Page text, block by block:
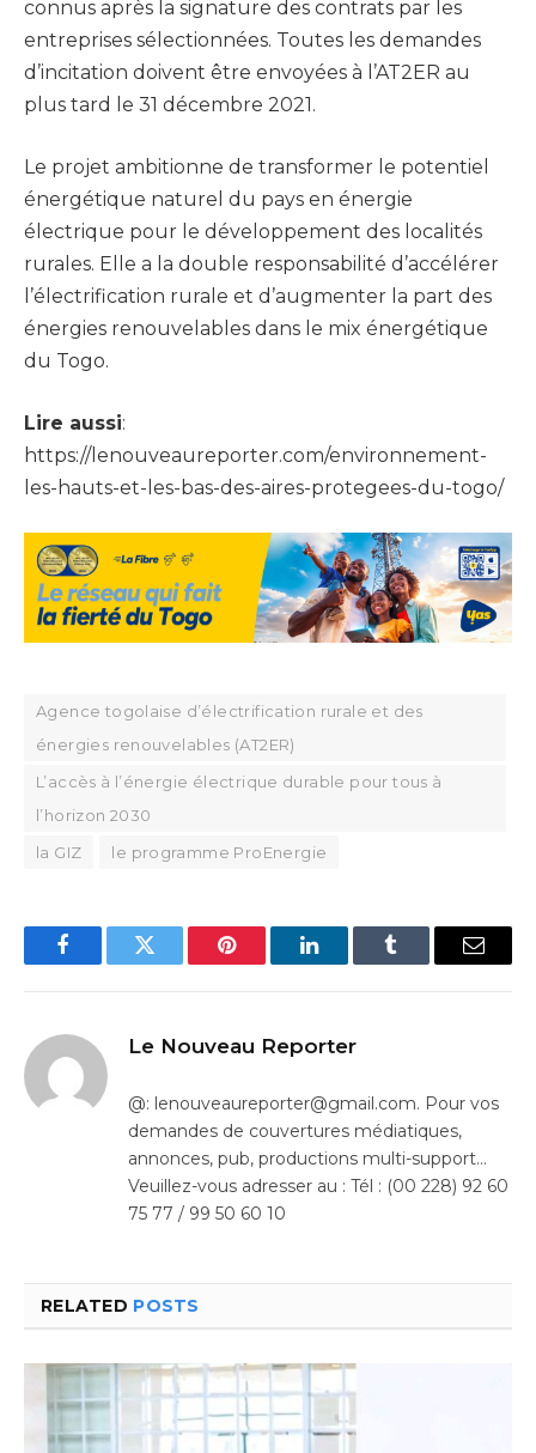
connus après la signature des contrats par les
entreprises sélectionnées. Toutes les demandes
d’incitation doivent être envoyées à l’AT2ER au
plus tard le 31 décembre 2021.
Le projet ambitionne de transformer le potentiel
énergétique naturel du pays en énergie
électrique pour le développement des localités
rurales. Elle a la double responsabilité d’accélérer
l’électrification rurale et d’augmenter la part des
énergies renouvelables dans le mix énergétique
du Togo.
Lire aussi:
https://lenouveaureporter.com/environnement-
les-hauts-et-les-bas-des-aires-protegees-du-togo/
Agence togolaise d’électrification rurale et des
énergies renouvelables (AT2ER)
L’accès à l’énergie électrique durable pour tous à
l’horizon 2030
la GIZ
le programme ProEnergie
FacebookTwitter Pinterest LinkedInTumblr Email
Le Nouveau Reporter
@: lenouveaureporter@gmail.com. Pour vos
demandes de couvertures médiatiques,
annonces, pub, productions multi-support…
Veuillez-vous adresser au : Tél : (00 228) 92 60
75 77 / 99 50 60 10
RELATED POSTS